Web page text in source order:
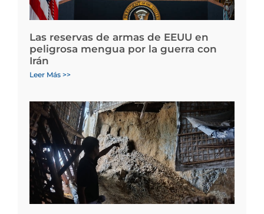
Las reservas de armas de EEUU en
peligrosa mengua por la guerra con
Irán
Leer Más >>